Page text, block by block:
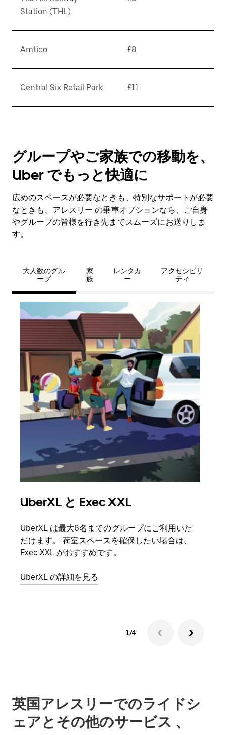
Station (THL)
Amtico £8
Central Six Retail Park £11
グループやご家族での移動を、
Uber でもっと快適に
広めのスペースが必要なときも、特別なサポートが必要
なときも、アレスリー の乗車オプションなら、ご自身
やグループの皆様を行き先までスムーズにお送りしま
す。
大人数のグル
ープ
家
族
レンタカ
ー
アクセシビリ
ティ
UberXL と Exec XXL
UberXL は最大6名までのグループにご利用いた
だけます。 荷室スペースを確保したい場合は、
Exec XXL がおすすめです。
UberXL の詳細を見る
1/4
英国アレスリーでのライドシ
ェアとその他のサービス 、